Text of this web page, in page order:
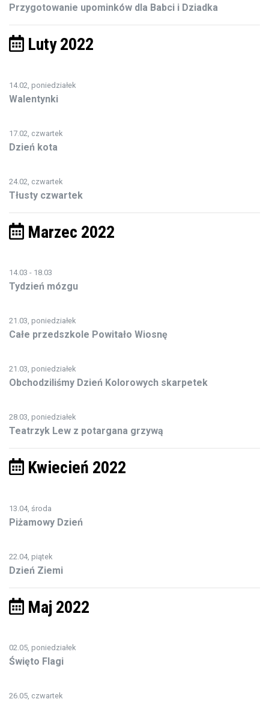
Przygotowanie upominków dla Babci i Dziadka
Luty 2022
14.02, poniedziałek
Walentynki
17.02, czwartek
Dzień kota
24.02, czwartek
Tłusty czwartek
Marzec 2022
14.03 - 18.03
Tydzień mózgu
21.03, poniedziałek
Całe przedszkole Powitało Wiosnę
21.03, poniedziałek
Obchodziliśmy Dzień Kolorowych skarpetek
28.03, poniedziałek
Teatrzyk Lew z potargana grzywą
Kwiecień 2022
13.04, środa
Piżamowy Dzień
22.04, piątek
Dzień Ziemi
Maj 2022
02.05, poniedziałek
Święto Flagi
26.05, czwartek